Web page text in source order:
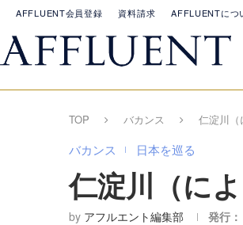
AFFLUENT会員登録 資料請求 AFFLUENTにつ
TOP バカンス 仁淀川（
バカンス 日本を巡る
仁淀川（に
by アフルエント編集部 発行：